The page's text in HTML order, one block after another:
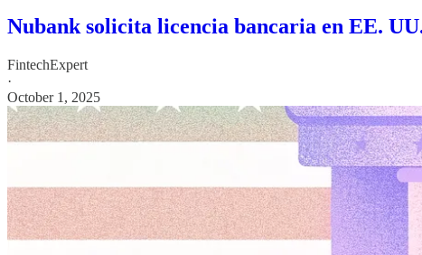
Nubank solicita licencia bancaria en EE.
FintechExpert
·
October 1, 2025